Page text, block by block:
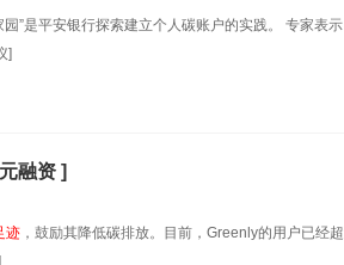
”是平安银行探索建立个人碳账户的实践。 专家表
]
融资 ]
迹 ，鼓励其降低碳排放。目前，Greenly的用户已经